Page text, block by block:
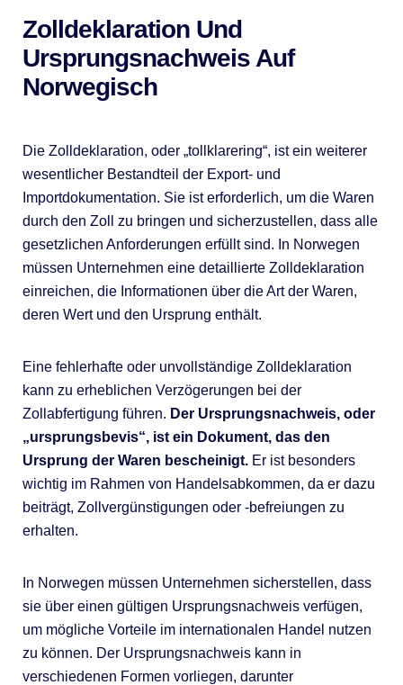
Zolldeklaration Und
Ursprungsnachweis Auf
Norwegisch
Die Zolldeklaration, oder „tollklarering“, ist ein weiterer
wesentlicher Bestandteil der Export- und
Importdokumentation. Sie ist erforderlich, um die Waren
durch den Zoll zu bringen und sicherzustellen, dass alle
gesetzlichen Anforderungen erfüllt sind. In Norwegen
müssen Unternehmen eine detaillierte Zolldeklaration
einreichen, die Informationen über die Art der Waren,
deren Wert und den Ursprung enthält.
Eine fehlerhafte oder unvollständige Zolldeklaration
kann zu erheblichen Verzögerungen bei der
Zollabfertigung führen. Der Ursprungsnachweis, oder
„ursprungsbevis“, ist ein Dokument, das den
Ursprung der Waren bescheinigt.Er ist besonders
wichtig im Rahmen von Handelsabkommen, da er dazu
beiträgt, Zollvergünstigungen oder -befreiungen zu
erhalten.
In Norwegen müssen Unternehmen sicherstellen, dass
sie über einen gültigen Ursprungsnachweis verfügen,
um mögliche Vorteile im internationalen Handel nutzen
zu können. Der Ursprungsnachweis kann in
verschiedenen Formen vorliegen, darunter